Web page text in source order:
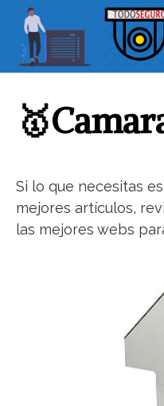
Si lo que necesitas
mejores artículos,
las mejores webs